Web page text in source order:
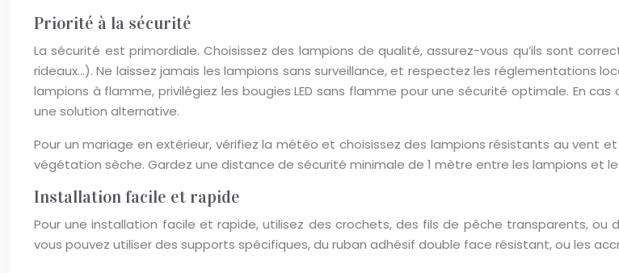
Priorité à la sécurité
La sécurité est primordiale. Choisissez des lampions de qualité, assurez-vous qu’ils sont
rideaux…). Ne laissez jamais les lampions sans surveillance, et respectez les réglementations
lampions à flamme, privilégiez les bougies LED sans flamme pour une sécurité optimale. En
une solution alternative.
Pour un mariage en extérieur, vérifiez la météo et choisissez des lampions résistants au vent
végétation sèche. Gardez une distance de sécurité minimale de 1 mètre entre les lampions et
Installation facile et rapide
Pour une installation facile et rapide, utilisez des crochets, des fils de pêche transparents, ou
vous pouvez utiliser des supports spécifiques, du ruban adhésif double face résistant, ou les